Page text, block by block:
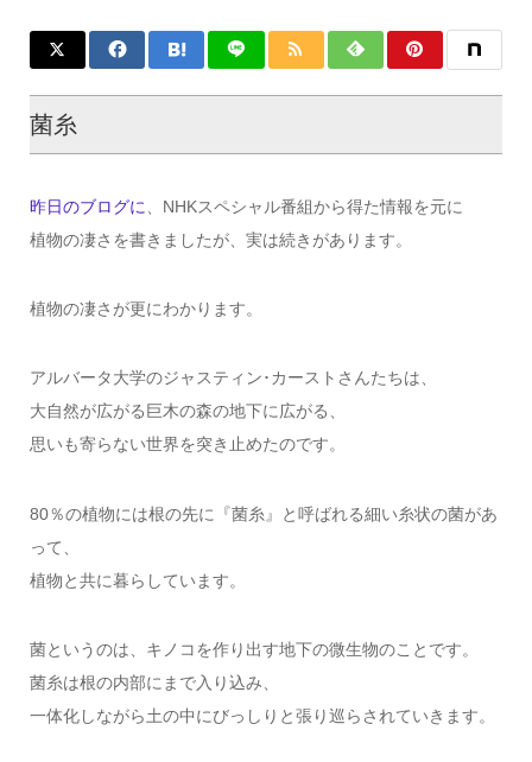
菌糸
昨日のブログに
、NHKスペシャル番組から得た情報を元に
植物の凄さを書きましたが、実は続きがあります。
植物の凄さが更にわかります。
アルバータ大学のジャスティン･カーストさんたちは、
大自然が広がる巨木の森の地下に広がる、
思いも寄らない世界を突き止めたのです。
80％の植物には根の先に『菌糸』と呼ばれる細い糸状の菌があ
って、
植物と共に暮らしています。
菌というのは、キノコを作り出す地下の微生物のことです。
菌糸は根の内部にまで入り込み、
一体化しながら土の中にびっしりと張り巡らされていきます。